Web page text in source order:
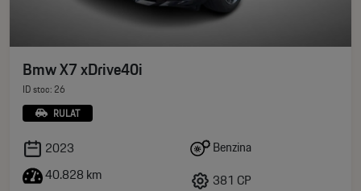
Bmw X7 xDrive40i
ID stoc: 26
RULAT
2023
40.828 km
Benzina
381 CP